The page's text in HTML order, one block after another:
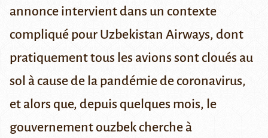
annonce intervient dans un contexte
compliqué pour Uzbekistan Airways, dont
pratiquement tous les avions sont cloués au
sol à cause de la pandémie de coronavirus,
et alors que, depuis quelques mois, le
gouvernement ouzbek cherche à